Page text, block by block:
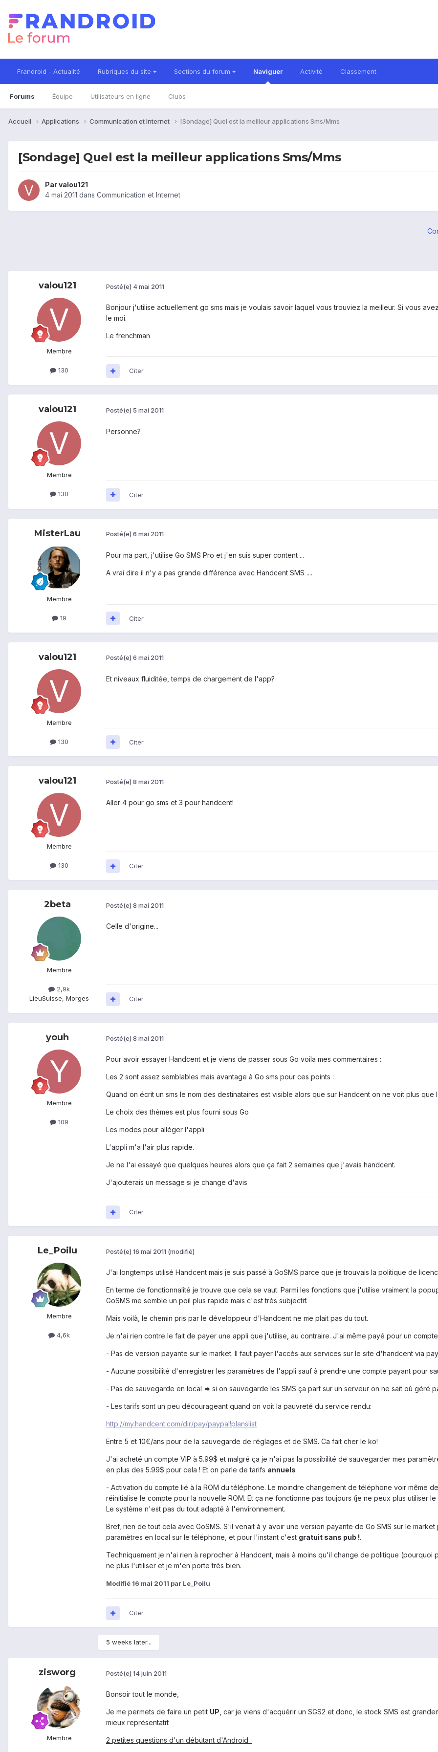
Frandroid - Actualité Rubriques du site Sections du forum Naviguer
Forums Équipe Utilisateurs en ligne Clubs
Activité Classement
Accueil Applications Communication et Internet [Sondage] Quel est la meilleur applications Sms/Mms
[Sondage] Quel est la meilleur applications Sms/Mms
Parvalou121
4 mai 2011 dans Communication et Internet
valou121
Membre
130
Posté(e) 4 mai 2011
Bonjour j'utilise actuellement go sms mais je voulais savoir laquel vous trouviez la meilleur. Si vous
le moi.
Le frenchman
Citer
valou121
Membre
130
Posté(e) 5 mai 2011
Personne?
Citer
MisterLau
Membre
19
Posté(e) 6 mai 2011
Pour ma part, j'utilise Go SMS Pro et j'en suis super content ...
A vrai dire il n'y a pas grande différence avec Handcent SMS ....
Citer
valou121
Membre
130
Posté(e) 6 mai 2011
Et niveaux fluiditée, temps de chargement de l'app?
Citer
valou121
Membre
130
Posté(e) 8 mai 2011
Aller 4 pour go sms et 3 pour handcent!
Citer
2beta
Membre
2,9k
LieuSuisse, Morges
Posté(e) 8 mai 2011
Celle d'origine...
Citer
youh
Membre
109
Posté(e) 8 mai 2011
Pour avoir essayer Handcent et je viens de passer sous Go voila mes commentaires :
Les 2 sont assez semblables mais avantage à Go sms pour ces points :
Quand on écrit un sms le nom des destinataires est visible alors que sur Handcent on ne voit plus
Le choix des thèmes est plus fourni sous Go
Les modes pour alléger l'appli
L'appli m'a l'air plus rapide.
Je ne l'ai essayé que quelques heures alors que ça fait 2 semaines que j'avais handcent.
J'ajouterais un message si je change d'avis
Citer
Le_Poilu
Membre
4,6k
Posté(e) 16 mai 2011 (modifié)
J'ai longtemps utilisé Handcent mais je suis passé à GoSMS parce que je trouvais la politique de
En terme de fonctionnalité je trouve que cela se vaut. Parmi les fonctions que j'utilise vraiment la
GoSMS me semble un poil plus rapide mais c'est très subjectif.
Mais voilà, le chemin pris par le développeur d'Handcent ne me plait pas du tout.
Je n'ai rien contre le fait de payer une appli que j'utilise, au contraire. J'ai même payé pour un
- Pas de version payante sur le market. Il faut payer l'accès aux services sur le site d'handcent via
- Aucune possibilité d'enregistrer les paramètres de l'appli sauf à prendre une compte payant pour
- Pas de sauvegarde en local => si on sauvegarde les SMS ça part sur un serveur on ne sait où géré
- Les tarifs sont un peu décourageant quand on voit la pauvreté du service rendu:
http://my.handcent.com/dir/pay/paypal!planslist
Entre 5 et 10€/ans pour de la sauvegarde de réglages et de SMS. Ca fait cher le ko!
J'ai acheté un compte VIP à 5.99$ et malgré ça je n'ai pas la possibilité de sauvegarder mes
en plus des 5.99$ pour cela ! Et on parle de tarifs annuels
- Activation du compte lié à la ROM du téléphone. Le moindre changement de téléphone voir même
réinitialise le compte pour la nouvelle ROM. Et ça ne fonctionne pas toujours (je ne peux plus utiliser
Le système n'est pas du tout adapté à l'environnement.
Bref, rien de tout cela avec GoSMS. S'il venait à y avoir une version payante de Go SMS sur le
paramètres en local sur le téléphone, et pour l'instant c'est gratuit sans pub !.
Techniquement je n'ai rien à reprocher à Handcent, mais à moins qu'il change de politique
ne plus l'utiliser et je m'en porte très bien.
Modifié 16 mai 2011 par Le_Poilu
Citer
5 weeks later...
zisworg
Membre
Posté(e) 14 juin 2011
Bonsoir tout le monde,
Je me permets de faire un petit UP , car je viens d'acquérir un SGS2 et donc, le stock SMS est
mieux représentatif.
2 petites questions d'un débutant d'Android :